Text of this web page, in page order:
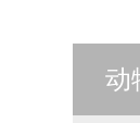
动